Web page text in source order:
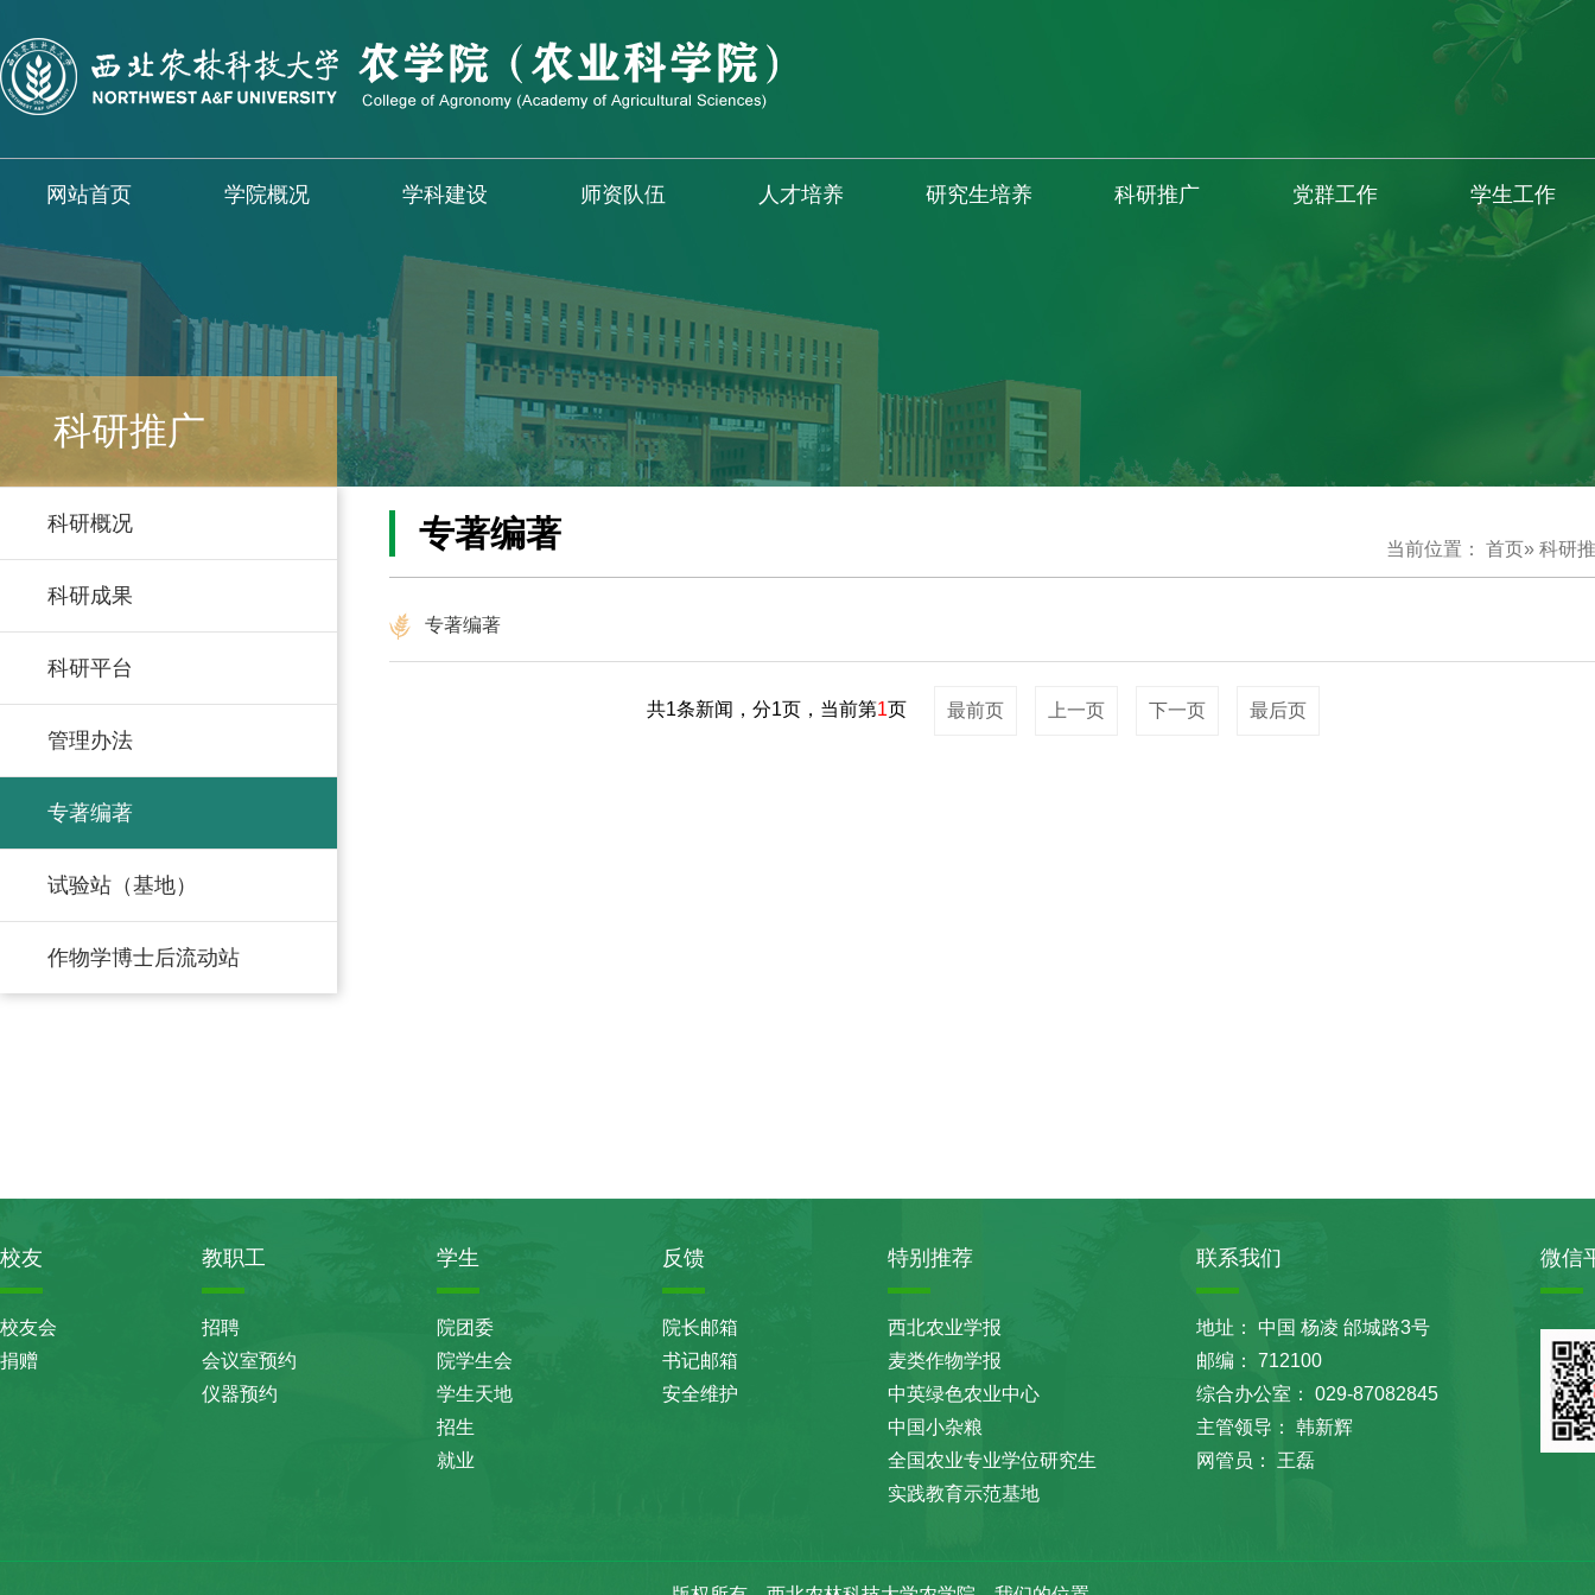
网站首页 学院概况 学科建设 师资队伍 人才培养 研究生培养 科研推广 党群工作 学生工作
科研推广
科研概况
科研成果
科研平台
管理办法
专著编著
试验站（基地）
作物学博士后流动站
当前位置： 首页» 科研
专著编著
专著编著
共1条新闻，分1页，当前第1页 最前页 上一页 下一页 最后页
校友
校友会
捐赠
教职工
招聘
会议室预约
仪器预约
学生
院团委
院学生会
学生天地
招生
就业
反馈
院长邮箱
书记邮箱
安全维护
特别推荐
西北农业学报
麦类作物学报
中英绿色农业中心
中国小杂粮
全国农业专业学位研究生
实践教育示范基地
联系我们
地址： 中国 杨凌 邰城路3号
邮编： 712100
综合办公室： 029-87082845
主管领导： 韩新辉
网管员： 王磊
微信